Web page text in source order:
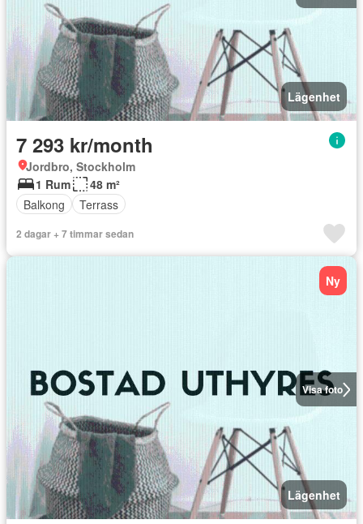
Lägenhet
7 293 kr/month
Jordbro, Stockholm
1 Rum
48 m²
Balkong
Terrass
2 dagar + 7 timmar sedan
Visa foto
Ny
Lägenhet